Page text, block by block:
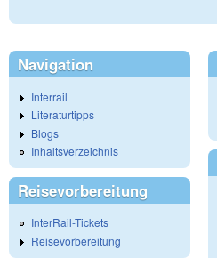
Navigation
Interrail
Literaturtipps
Blogs
Inhaltsverzeichnis
Reisevorbereitung
InterRail-Tickets
Reisevorbereitung